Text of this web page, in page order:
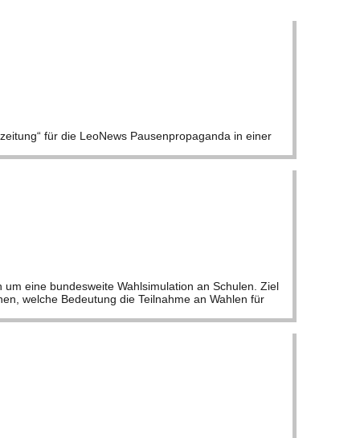
für die Leo­News Pau­sen­pro­pa­ganda in einer
eine bun­des­weite Wahl­si­mu­la­tion an Schu­len. Ziel
wel­che Bedeu­tung die Teil­nahme an Wah­len für